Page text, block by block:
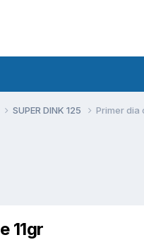
SUPER DINK 125 Primer dia
11gr